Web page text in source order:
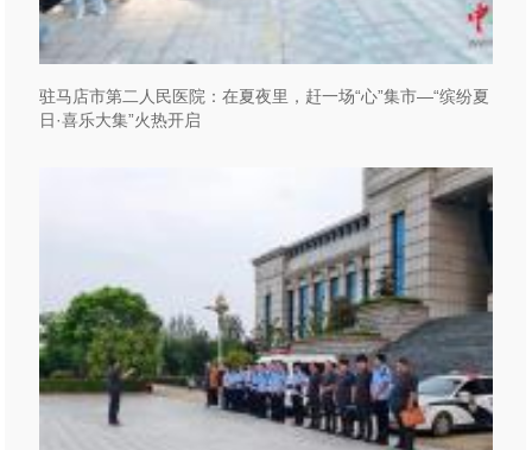
驻马店市第二人民医院：在夏夜里，赶一场“心”集市—“缤纷夏
日·喜乐大集”火热开启